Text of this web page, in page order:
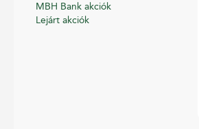
MBH Bank akciók
Lejárt akciók